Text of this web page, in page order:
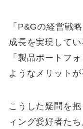
「P&Gの経営戦
成長を実現してい
「製品ポートフ
ようなメリットが
こうした疑問を
ィング愛好者たち